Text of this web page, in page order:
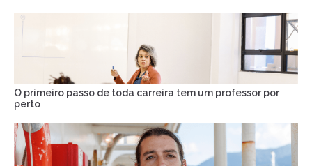
O primeiro passo de toda carreira tem um professor por
perto